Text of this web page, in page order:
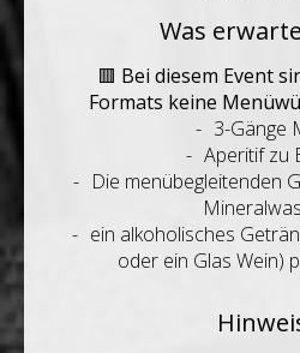
Was
🟥 Bei diesem Event
Formats keine
3-Gänge
Aperitif zu
Die menübegleitenden
ein alkoholisches
oder ein Glas Wein)